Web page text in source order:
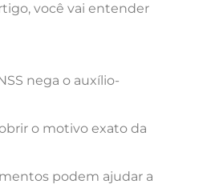
você vai entender
nega o auxílio-
o motivo exato da
podem ajudar a